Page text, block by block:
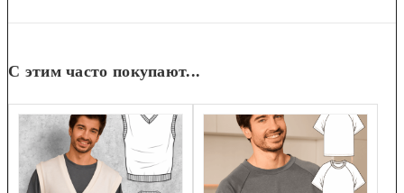
С этим часто покупают...